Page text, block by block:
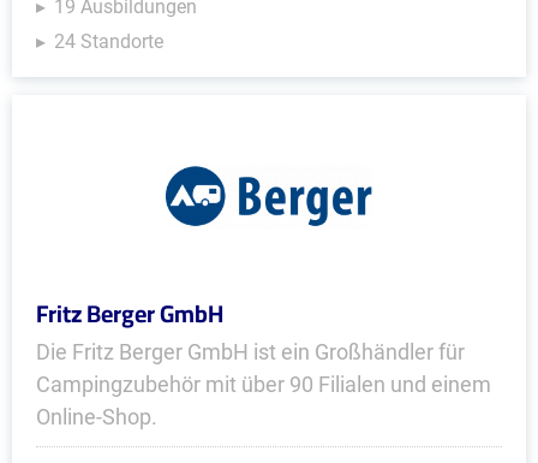
19 Ausbildungen
24 Standorte
Fritz Berger GmbH
Die Fritz Berger GmbH ist ein Großhändler für
Campingzubehör mit über 90 Filialen und einem
Online-Shop.